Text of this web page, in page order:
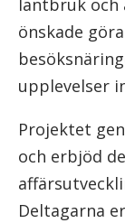
lantbruk och
önskade
upplevelser
Projektet
och erbjöd
Deltagarna